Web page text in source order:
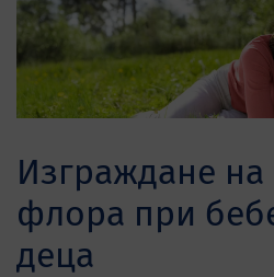
Изграждане на
флора при
деца